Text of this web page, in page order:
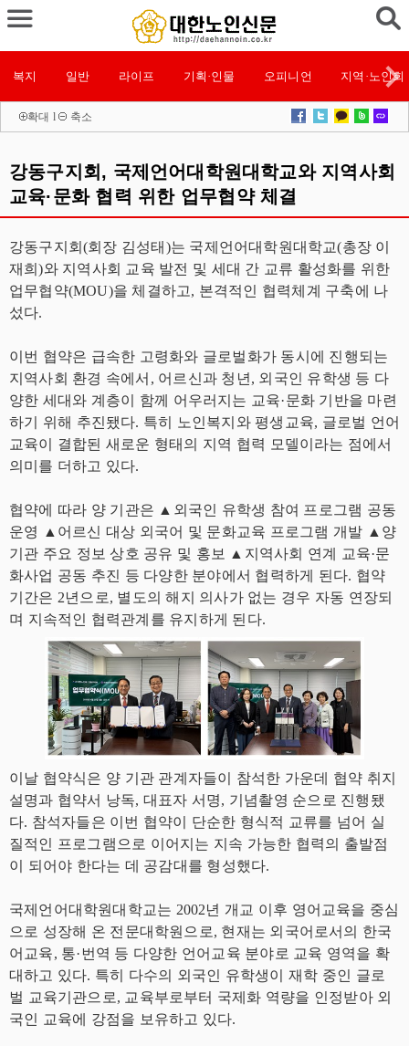
복지 일반 라이프 기획·인물 오피니언 지역·노인회
확대 l 축소
강동구지회, 국제언어대학원대학교와 지역사회
교육·문화 협력 위한 업무협약 체결
강동구지회(회장 김성태)는 국제언어대학원대학교(총장 이
재희)와 지역사회 교육 발전 및 세대 간 교류 활성화를 위한
업무협약(MOU)을 체결하고, 본격적인 협력체계 구축에 나
섰다.
이번 협약은 급속한 고령화와 글로벌화가 동시에 진행되는
지역사회 환경 속에서, 어르신과 청년, 외국인 유학생 등 다
양한 세대와 계층이 함께 어우러지는 교육·문화 기반을 마련
하기 위해 추진됐다. 특히 노인복지와 평생교육, 글로벌 언어
교육이 결합된 새로운 형태의 지역 협력 모델이라는 점에서
의미를 더하고 있다.
협약에 따라 양 기관은 ▲외국인 유학생 참여 프로그램 공동
운영 ▲어르신 대상 외국어 및 문화교육 프로그램 개발 ▲양
기관 주요 정보 상호 공유 및 홍보 ▲지역사회 연계 교육·문
화사업 공동 추진 등 다양한 분야에서 협력하게 된다. 협약
기간은 2년으로, 별도의 해지 의사가 없는 경우 자동 연장되
며 지속적인 협력관계를 유지하게 된다.
이날 협약식은 양 기관 관계자들이 참석한 가운데 협약 취지
설명과 협약서 낭독, 대표자 서명, 기념촬영 순으로 진행됐
다. 참석자들은 이번 협약이 단순한 형식적 교류를 넘어 실
질적인 프로그램으로 이어지는 지속 가능한 협력의 출발점
이 되어야 한다는 데 공감대를 형성했다.
국제언어대학원대학교는 2002년 개교 이후 영어교육을 중심
으로 성장해 온 전문대학원으로, 현재는 외국어로서의 한국
어교육, 통·번역 등 다양한 언어교육 분야로 교육 영역을 확
대하고 있다. 특히 다수의 외국인 유학생이 재학 중인 글로
벌 교육기관으로, 교육부로부터 국제화 역량을 인정받아 외
국인 교육에 강점을 보유하고 있다.